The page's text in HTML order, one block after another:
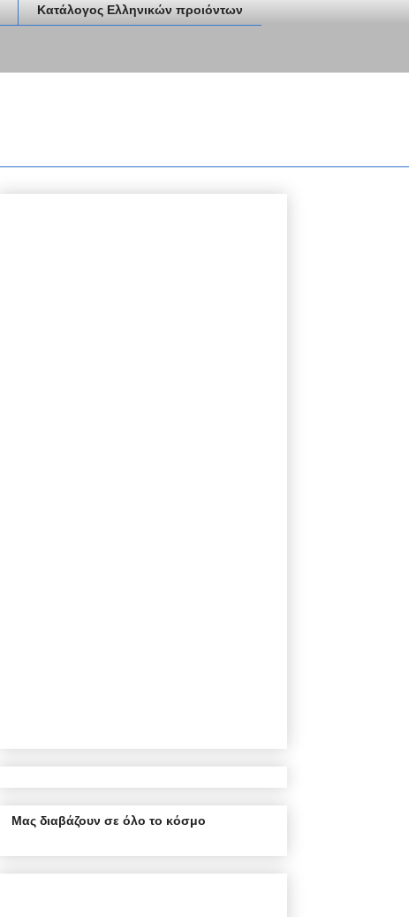
Κατάλογος Ελληνικών προιόντων
Μας διαβάζουν σε όλο το κόσμο